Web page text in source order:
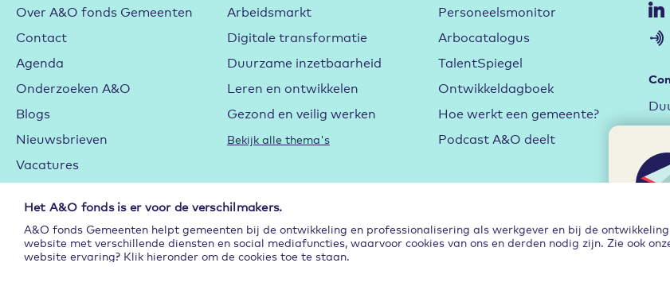
Het A&O fonds is er voor de verschilmakers.
A&O fonds Gemeenten helpt gemeenten bij de ontwikkeling en professionalisering als werkgever en bij de
website met verschillende diensten en social mediafuncties, waarvoor cookies van ons en derden nodig zijn. Zie ook
website ervaring? Klik hieronder om de cookies toe te staan.
Over A&O fonds Gemeenten
Contact
Agenda
Onderzoeken A&O
Blogs
Nieuwsbrieven
Vacatures
Cookieverklaring
Privacyverklaring
Subsidie
Arbeidsmarkt
Digitale transformatie
Duurzame inzetbaarheid
Leren en ontwikkelen
Gezond en veilig werken
Bekijk alle thema's
Personeelsmonitor
Arbocatalogus
TalentSpiegel
Ontwikkeldagboek
Hoe werkt een gemeente?
Podcast A&O deelt